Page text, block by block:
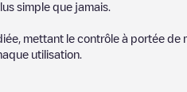
simple que jamais.
mettant le contrôle à portée de
utilisation.